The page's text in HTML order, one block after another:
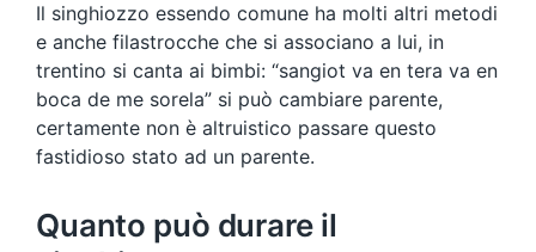
Il singhiozzo essendo comune ha molti altri metodi
e anche filastrocche che si associano a lui, in
trentino si canta ai bimbi: “sangiot va en tera va en
boca de me sorela” si può cambiare parente,
certamente non è altruistico passare questo
fastidioso stato ad un parente.
Quanto può durare il